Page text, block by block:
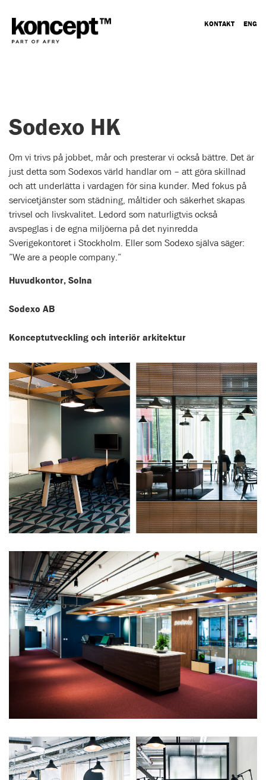
KONTAKT ENG
Sodexo HK
Om vi trivs på jobbet, mår och presterar vi också bättre. Det är
just detta som Sodexos värld handlar om – att göra skillnad
och att underlätta i vardagen för sina kunder. Med fokus på
servicetjänster som städning, måltider och säkerhet skapas
trivsel och livskvalitet. Ledord som naturligtvis också
avspeglas i de egna miljöerna på det nyinredda
Sverigekontoret i Stockholm. Eller som Sodexo själva säger:
”We are a people company.”
Huvudkontor, Solna
Sodexo AB
Konceptutveckling och interiör arkitektur